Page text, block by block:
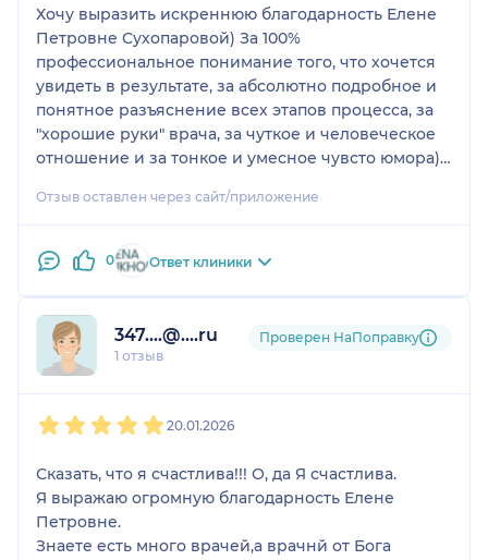
косметический
результат. Елена
Петровна каждодневно
отслеживала свою
работу, давала
рекомендации. Уже
сейчас по прошествии
результат, которому я
благодарю своего
любимого доктора и
клинике. Счастья и
здоровья Вам!!!
Спасибо!!!
Хочу выразить искреннюю благодарность Елене
Петровне Сухопаровой) За 100%
профессиональное понимание того, что хочется
увидеть в результате, за абсолютно подробное и
понятное разъяснение всех этапов процесса, за
"хорошие руки" врача, за чуткое и человеческое
отношение и за тонкое и умесное чувсто юмора)))
операция Верхняя блефаропластика (глаза+лоб/
легко и без осложнений. Синяков практичесмки
не было) через 5 дней ходила уже без темных
в зеркале) Спасибо большое Доброй
Волшебнице)))
Отзыв оставлен через сайт/приложение
0 Ответ клиники
347....@....ru
1 отзыв
Проверен НаПоправку
20.01.2026
Сказать, что я счастлива!!! О, да Я счастлива.
Я выражаю огромную благодарность Елене
Петровне.
Знаете есть много врачей,а врачнй от Бога